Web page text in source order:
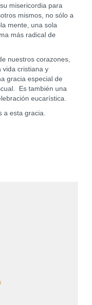
misericordia para
mismos, no sólo a
mente, una sola
más radical de
corazones,
vida cristiana y
gracia especial de
Es también una
eucarística.
esta gracia.